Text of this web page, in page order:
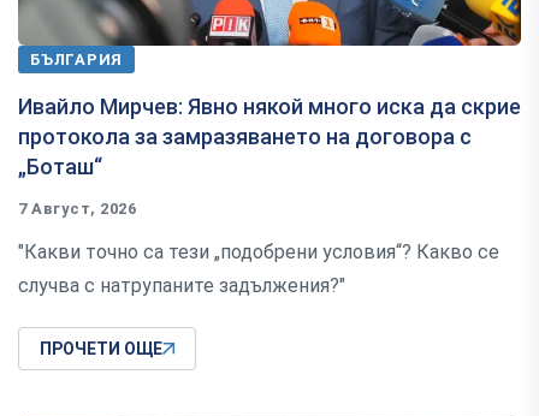
БЪЛГАРИЯ
Ивайло Мирчев: Явно някой много иска да скрие
протокола за замразяването на договора с
„Боташ“
7 Август, 2026
"Какви точно са тези „подобрени условия“? Какво се
случва с натрупаните задължения?"
ПРОЧЕТИ ОЩЕ